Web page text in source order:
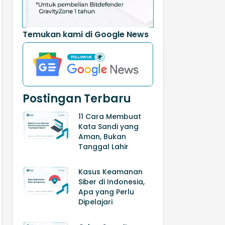
Temukan kami di Google News
Postingan Terbaru
11 Cara Membuat
Kata Sandi yang
Aman, Bukan
Tanggal Lahir
Kasus Keamanan
Siber di Indonesia,
Apa yang Perlu
Dipelajari